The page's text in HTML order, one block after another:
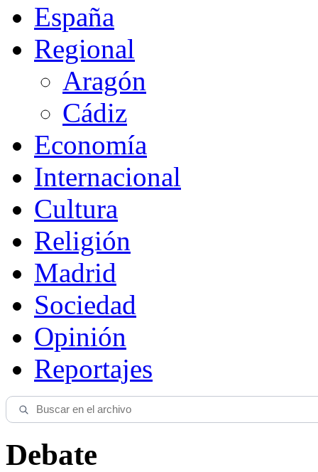
España
Regional
Aragón
Cádiz
Economía
Internacional
Cultura
Religión
Madrid
Sociedad
Opinión
Reportajes
Debate